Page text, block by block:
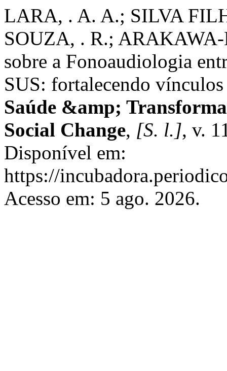
LARA, . A. A.; SILVA
SOUZA, . R.;
sobre a Fonoaudiologia
SUS: fortalecendo
Saúde &amp;
Social Change, [S. l.], v.
Disponível em:
https://
Acesso em: 5 ago. 2026.